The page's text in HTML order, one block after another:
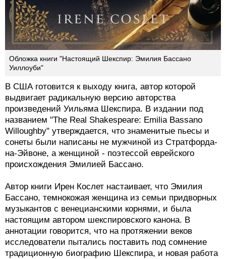
Обложка книги "Настоящий Шекспир: Эмилия Бассано
Уиллоуби"
В США готовится к выходу книга, автор которой
выдвигает радикальную версию авторства
произведений Уильяма Шекспира. В издании под
названием "The Real Shakespeare: Emilia Bassano
Willoughby" утверждается, что знаменитые пьесы и
сонеты были написаны не мужчиной из Стратфорда-
на-Эйвоне, а женщиной - поэтессой еврейского
происхождения Эмилией Бассано.
Автор книги Ирен Кослет настаивает, что Эмилия
Бассано, темнокожая женщина из семьи придворных
музыкантов с венецианскими корнями, и была
настоящим автором шекспировского канона. В
аннотации говорится, что на протяжении веков
исследователи пытались поставить под сомнение
традиционную биографию Шекспира, и новая работа